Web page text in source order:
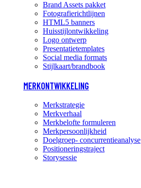
Brand Assets pakket
Fotografierichtlijnen
HTML5 banners
Huisstijlontwikkeling
Logo ontwerp
Presentatietemplates
Social media formats
Stijlkaart/brandbook
MERKONTWIKKELING
Merkstrategie
Merkverhaal
Merkbelofte formuleren
Merkpersoonlijkheid
Doelgroep- concurrentieanalyse
Positioneringstraject
Storysessie